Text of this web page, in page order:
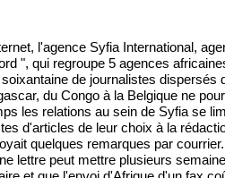
l'agence Syfia International,
", qui regroupe 5 agences
de journalistes dispersés
du Congo à la Belgique ne
les relations au sein de Syfia se
d'articles de leur choix à la
quelques remarques par
lettre peut mettre plusieurs